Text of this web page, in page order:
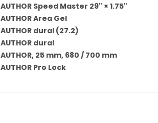
AUTHOR Speed Master 29" × 1.75"
AUTHOR Area Gel
AUTHOR dural (27.2)
AUTHOR dural
AUTHOR, 25 mm, 680 / 700 mm
AUTHOR Pro Lock